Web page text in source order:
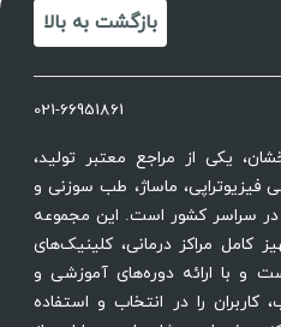
بازگشت به بالا
021-66951861
درخشان، یکی از مراجع معتبر تولید،
ماساژ، طب سوزنی و
سراسر کشور است. این مجموعه
کامل مراکز درمانی، کلینیک‌های
و با ارائه دوره‌های آموزشی و
کاربران را در انتخاب و استفاده